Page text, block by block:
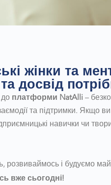
жінки та
досвід
платформи NatAlli–
та підтримки. Якщо
навички чи
розвиваймось і будуємо
вже сьогодні!